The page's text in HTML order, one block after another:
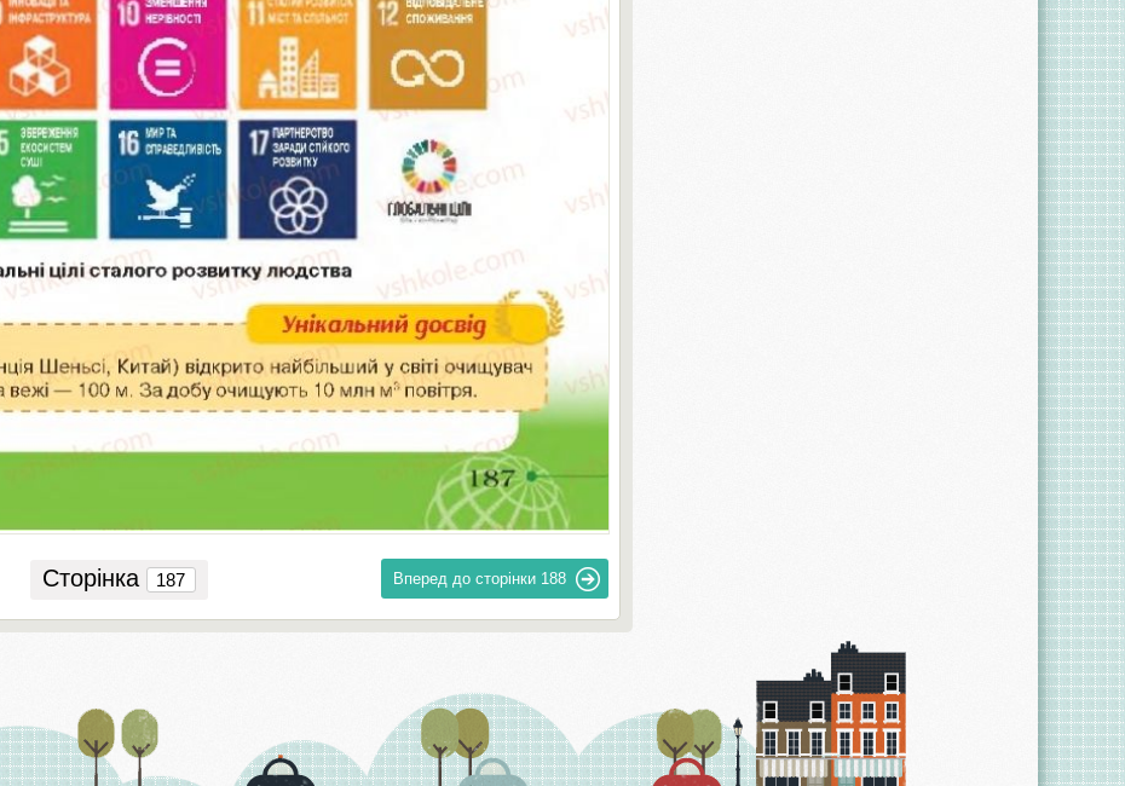
Сторінка Вперед до сторінки 188